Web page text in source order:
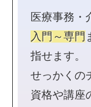
医療事務・
入門～専門
指せます。
せっかくの
資格や講座